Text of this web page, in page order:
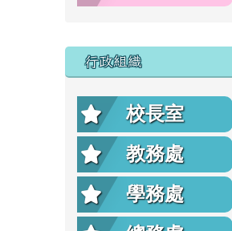
行政組織
校長室
教務處
學務處